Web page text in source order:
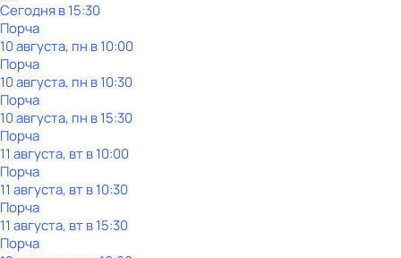
Сегодня в 15:30
Порча
10 августа, пн в 10:00
Порча
10 августа, пн в 10:30
Порча
10 августа, пн в 15:30
Порча
11 августа, вт в 10:00
Порча
11 августа, вт в 10:30
Порча
11 августа, вт в 15:30
Порча